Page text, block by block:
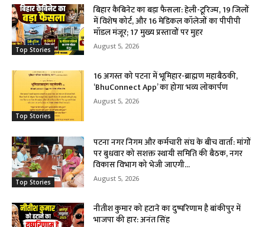
Top Stories
बिहार कैबिनेट का बड़ा फैसला: हेली-टूरिज्म, 19 जिलों
में विशेष कोर्ट, और 16 मेडिकल कॉलेजों का पीपीपी
मॉडल मंजूर; 17 मुख्य प्रस्तावों पर मुहर
August 5, 2026
Top Stories
16 अगस्त को पटना में भूमिहार-ब्राह्मण महाबैठकी,
‘BhuConnect App’ का होगा भव्य लोकार्पण
August 5, 2026
Top Stories
पटना नगर निगम और कर्मचारी संघ के बीच वार्ता: मांगों
पर बुधवार को सशक्त स्थायी समिति की बैठक, नगर
विकास विभाग को भेजी जाएगी...
August 5, 2026
नीतीश कुमार को हटाने का दुष्परिणाम है बांकीपुर में
भाजपा की हार: अनंत सिंह